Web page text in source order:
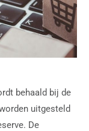
behaald bij de
uitgesteld
De